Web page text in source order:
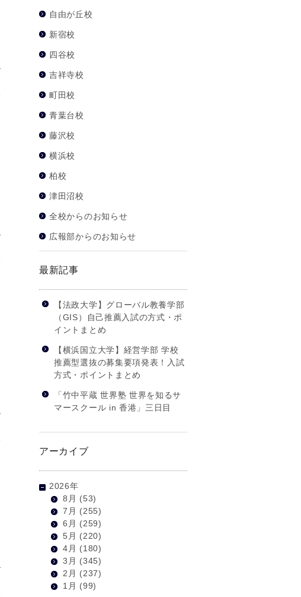
自由が丘校
新宿校
四谷校
吉祥寺校
町田校
青葉台校
藤沢校
横浜校
柏校
津田沼校
全校からのお知らせ
広報部からのお知らせ
最新記事
【法政大学】グローバル教養学部
（GIS）自己推薦入試の方式・ポ
イントまとめ
【横浜国立大学】経営学部 学校
推薦型選抜の募集要項発表！入試
方式・ポイントまとめ
「竹中平蔵 世界塾 世界を知るサ
マースクール in 香港」三日目
アーカイブ
2026年
8月 (53)
7月 (255)
6月 (259)
5月 (220)
4月 (180)
3月 (345)
2月 (237)
1月 (99)